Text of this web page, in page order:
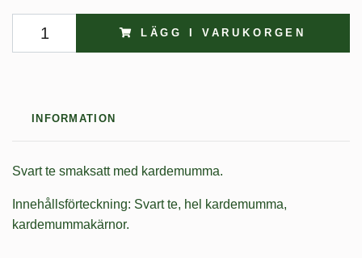
LÄGG I VARUKORGEN
INFORMATION
Svart te smaksatt med kardemumma.
Innehållsförteckning: Svart te, hel kardemumma,
kardemummakärnor.